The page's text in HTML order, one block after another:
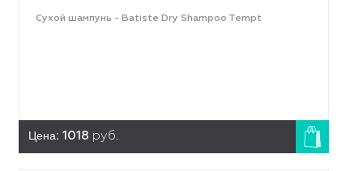
Сухой шампунь - Batiste Dry Shampoo Tempt
Цена: 1018 руб.